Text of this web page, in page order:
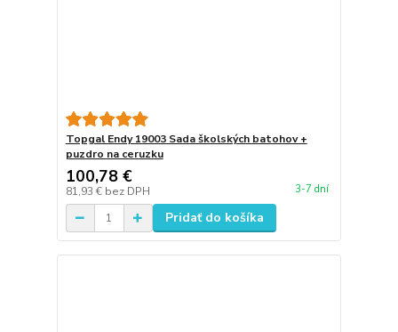
Topgal Endy 19003 Sada školských batohov +
puzdro na ceruzku
100,78 €
81,93 € bez DPH 3-7 dní
Pridať do košíka